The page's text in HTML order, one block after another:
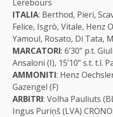
Lerebours
ITALIA: Berthod, Pieri,
Felice, Isgrò, Vitale, Henz
Yamoul, Rosato, Di Tata,
MARCATORI: 6’30” p.t.
Ansaloni (I), 15’10” s.t. t.l.
AMMONITI: Henz
Gazengel (F)
ARBITRI: Volha Pauliuts
Ingus Puriņš (LVA)